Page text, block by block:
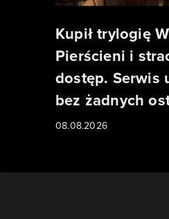
Kupił trylogię
Pierścieni i
dostęp. Serwis
bez żadnych
08.08.2026